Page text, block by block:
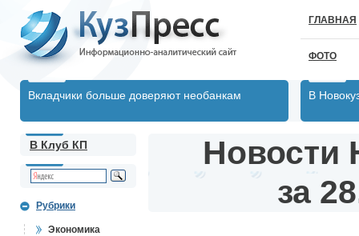
ГЛАВНАЯ
ФОТО
Вкладчики больше доверяют необанкам В
В Клуб КП
Рубрики
Экономика
Новости
за